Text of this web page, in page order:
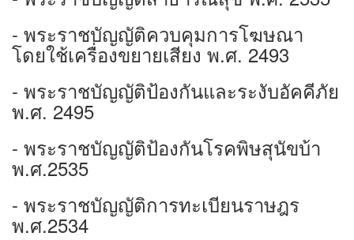
- พระราชบัญญัติควบคุมการโฆษณา
โดยใช้เครื่องขยายเสียง พ.ศ. 2493
- พระราชบัญญัติป้องกันและระงับอัคคีภัย
พ.ศ. 2495
- พระราชบัญญัติป้องกันโรคพิษสุนัขบ้า
พ.ศ.2535
- พระราชบัญญัติการทะเบียนราษฎร
พ.ศ.2534